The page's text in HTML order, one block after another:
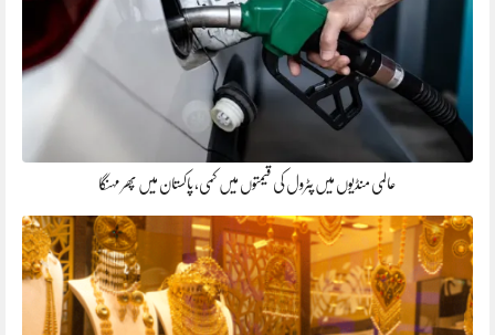
عالمی منڈیوں میں پٹرول کی قیمتوں میں کمی، پاکستان میں پھر مہنگا